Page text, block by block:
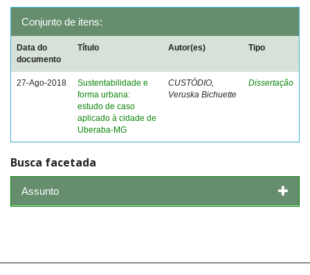
Conjunto de itens:
Data do
documento
Título Autor(es) Tipo
27-Ago-2018
Sustentabilidade e
forma urbana:
estudo de caso
aplicado à cidade de
Uberaba-MG
CUSTÓDIO,
Veruska Bichuette
Dissertação
Busca facetada
Assunto